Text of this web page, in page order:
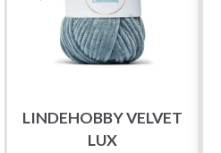
LINDEHOBBY VELVET
LUX